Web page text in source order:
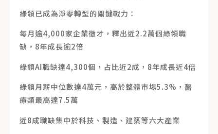
綠領已成為淨零轉型的關鍵戰力：
每月逾4,000家企業徵才，釋出近2.2萬個綠領職
缺，8年成長逾2倍
綠領AI職缺達4,300個，占比近2成，8年成長近4倍
綠領月薪中位數達4萬元，高於整體市場5.3%，醫
療類最高達7.5萬
近8成職缺集中於科技、製造、建築等六大產業